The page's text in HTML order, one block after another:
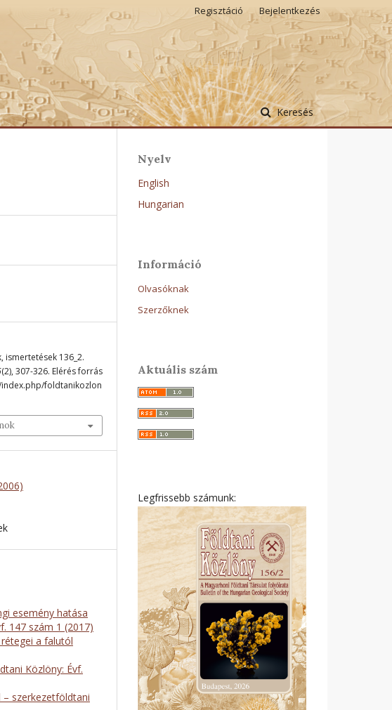
Keresés
Regisztáció Bejelentkezés
ismertetések 136_2.
(2), 307-326. Elérés forrás
foldtanikozlon
esemény hatása
147 szám 1 (2017)
a falutól
Közlöny: Évf.
szerkezetföldtani
Nyelv
English
Hungarian
Információ
Olvasóknak
Szerzőknek
Aktuális szám
Legfrissebb számunk: